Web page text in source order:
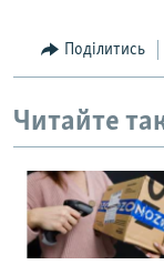
Поділитись
Читайте